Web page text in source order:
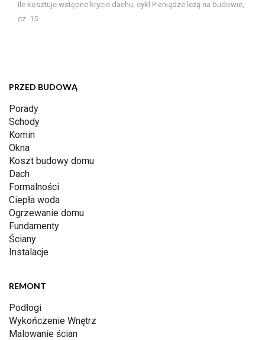
Ile kosztuje wstępne krycie dachu, cykl Pieniądze leżą na budowie,
cz. 15
PRZED BUDOWĄ
Porady
Schody
Komin
Okna
Koszt budowy domu
Dach
Formalności
Ciepła woda
Ogrzewanie domu
Fundamenty
Ściany
Instalacje
REMONT
Podłogi
Wykończenie Wnętrz
Malowanie ścian